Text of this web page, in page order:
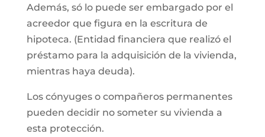
Además, só lo puede ser embargado por el
acreedor que figura en la escritura de
hipoteca. (Entidad financiera que realizó el
préstamo para la adquisición de la vivienda,
mientras haya deuda).
Los cónyuges o compañeros permanentes
pueden decidir no someter su vivienda a
esta protección.